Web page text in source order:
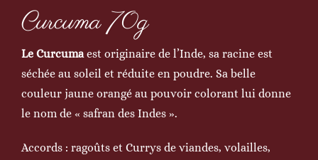
Curcuma 70g
Le Curcumaest originaire de l’Inde, sa racine est
séchée au soleil et réduite en poudre. Sa belle
couleur jaune orangé au pouvoir colorant lui donne
le nom de « safran des Indes ».
Accords : ragoûts et Currys de viandes, volailles,